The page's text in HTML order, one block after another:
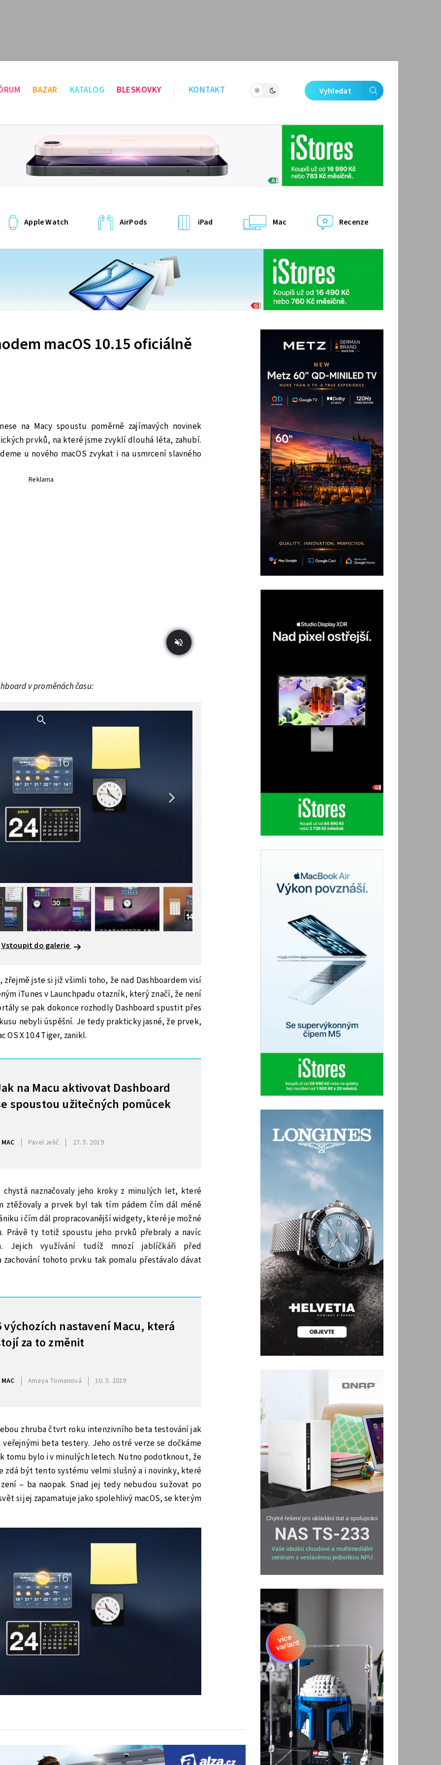
BAZAR KATALOG BLESKOVKY KONTAKT Vyhledat
Apple Watch AirPods iPad Mac Recenze
macOS 10.15 oficiálně
na Macy spoustu poměrně zajímavých novinek
prvků, na které jsme zvyklí dlouhá léta, zahubí.
u nového macOS zvykat i na usmrcení slavného
Reklama
v proměnách času:
Vstoupit do galerie
jste si již všimli toho, že nad Dashboardem visí
iTunes v Launchpadu otazník, který značí, že není
se pak dokonce rozhodly Dashboard spustit přes
nebyli úspěšní. Je tedy prakticky jasné, že prvek,
X 10.4 Tiger, zanikl.
na Macu aktivovat Dashboard
spoustou užitečných pomůcek
MAC Pavel Jelič 27. 5. 2019
chystá naznačovaly jeho kroky z minulých let, které
ztěžovaly a prvek byl tak tím pádem čím dál méně
i čím dál propracovanější widgety, které je možné
Právě ty totiž spoustu jeho prvků přebraly a navíc
Jejich využívání tudíž mnozí jablíčkáři před
zachování tohoto prvku tak pomalu přestávalo dávat
výchozích nastavení Macu, která
za to změnit
MAC Amaya Tomanová 10. 5. 2019
zhruba čtvrt roku intenzivního beta testování jak
beta testery. Jeho ostré verze se dočkáme
tomu bylo i v minulých letech. Nutno podotknout, že
zdá být tento systému velmi slušný a i novinky, které
– ba naopak. Snad jej tedy nebudou sužovat po
si jej zapamatuje jako spolehlivý macOS, se kterým